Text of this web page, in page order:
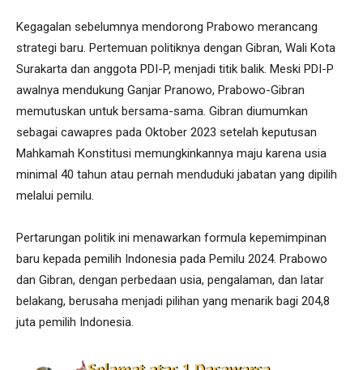
Kegagalan sebelumnya mendorong Prabowo merancang
strategi baru. Pertemuan politiknya dengan Gibran, Wali Kota
Surakarta dan anggota PDI-P, menjadi titik balik. Meski PDI-P
awalnya mendukung Ganjar Pranowo, Prabowo-Gibran
memutuskan untuk bersama-sama. Gibran diumumkan
sebagai cawapres pada Oktober 2023 setelah keputusan
Mahkamah Konstitusi memungkinkannya maju karena usia
minimal 40 tahun atau pernah menduduki jabatan yang dipilih
melalui pemilu.
Pertarungan politik ini menawarkan formula kepemimpinan
baru kepada pemilih Indonesia pada Pemilu 2024. Prabowo
dan Gibran, dengan perbedaan usia, pengalaman, dan latar
belakang, berusaha menjadi pilihan yang menarik bagi 204,8
juta pemilih Indonesia.